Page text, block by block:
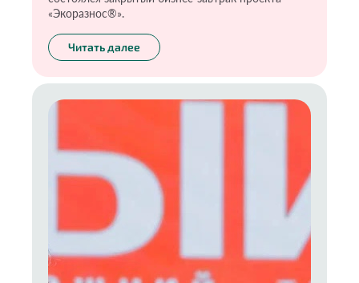
«Экоразнос®️».
Читать далее